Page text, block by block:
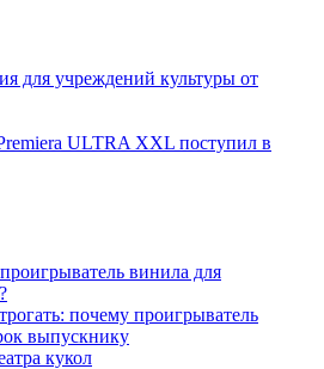
для учреждений культуры от
ULTRA XXL поступил в
винила для
почему проигрыватель
выпускнику
кукол